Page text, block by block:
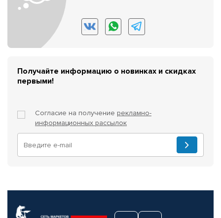
Получайте информацию о новинках и скидках
первыми!
Согласие на получение рекламно-
информационных рассылок